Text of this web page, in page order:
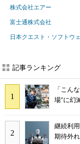
株式会社エアー
富士通株式会社
日本クエスト・ソフトウ
記事ランキング
「こん
場”に幻
継続利
期待外